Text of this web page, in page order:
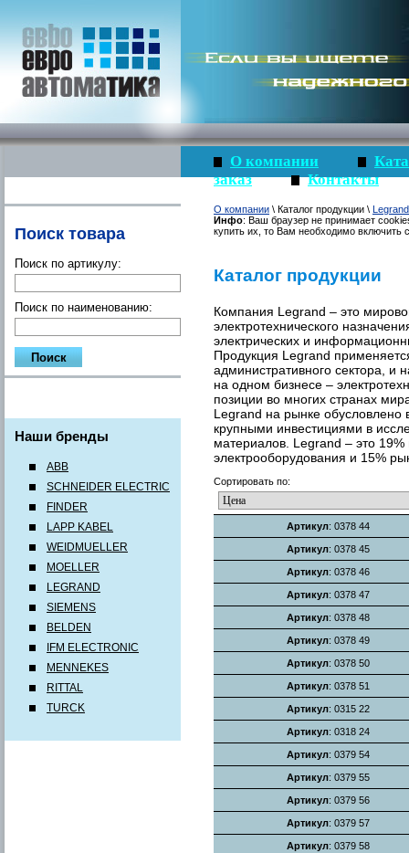
Поиск товара
Поиск по артикулу:
Поиск по наименованию:
Наши бренды
ABB
SCHNEIDER ELECTRIC
FINDER
LAPP KABEL
WEIDMUELLER
MOELLER
LEGRAND
SIEMENS
BELDEN
IFM ELECTRONIC
MENNEKES
RITTAL
TURCK
О компании
заказ
Контакты
О компании \ Каталог продукции \ Legrand
Инфо: Ваш браузер не принимает
купить их, то Вам необходимо включить
Каталог продукции
Компания Legrand – это
электротехнического
электрических и
Продукция Legrand
административного сектора,
на одном бизнесе –
позиции во многих странах
Legrand на рынке обусловлено
крупными инвестициями в
материалов. Legrand – это 19%
электрооборудования и 15%
Сортировать по:
Артикул: 0378 44
Артикул: 0378 45
Артикул: 0378 46
Артикул: 0378 47
Артикул: 0378 48
Артикул: 0378 49
Артикул: 0378 50
Артикул: 0378 51
Артикул: 0315 22
Артикул: 0318 24
Артикул: 0379 54
Артикул: 0379 55
Артикул: 0379 56
Артикул: 0379 57
Артикул: 0379 58